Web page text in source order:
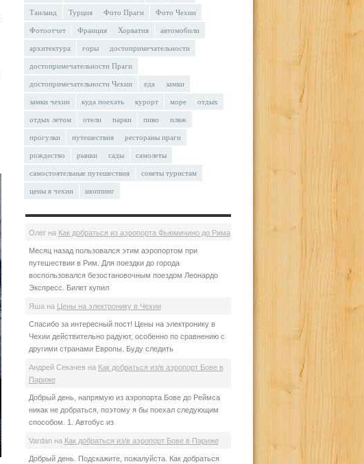
Таиланд Турция Фото Праги Фото Чехии
Фотоотчет Франция Хорватия автомобили
архитектура горы достопримечательности
достопримечательности Праги
достопримечательности Чехии еда замки
замки чехии куда поехать курорт море отдых
отдых летом отели парки пиво пляж
прогулки путешествия рестораны праги
рождество рынки сады самолеты
самостоятельные путешествия советы туристам
цены в чехии шоппинг
Олегна Как добраться из аэропорта Фьюмичино до Рима
Месяц назад пользовался этим аэропортом при
путешествии в Рим. Для поездки до города
воспользовался безостановочным поездом Леонардо
Экспресс. Билет купил
Яша на Цены на электронику в Чехии
Спасибо за интересный пост! Цены на электронику в
Чехии действительно радуют, особенно по сравнению с
другими странами Европы. Буду следить
Андрей Секачев на Как добраться из/в аэропорт Бове в
Париже
Добрый день, напрямую из аэропорта Бове до Реймса
никак не добраться, поэтому я бы поехал следующим
способом. 1. Автобус из
Vardanна Как добраться из/в аэропорт Бове в Париже
Добрый день. Подскажите, пожалуйста. Как добраться